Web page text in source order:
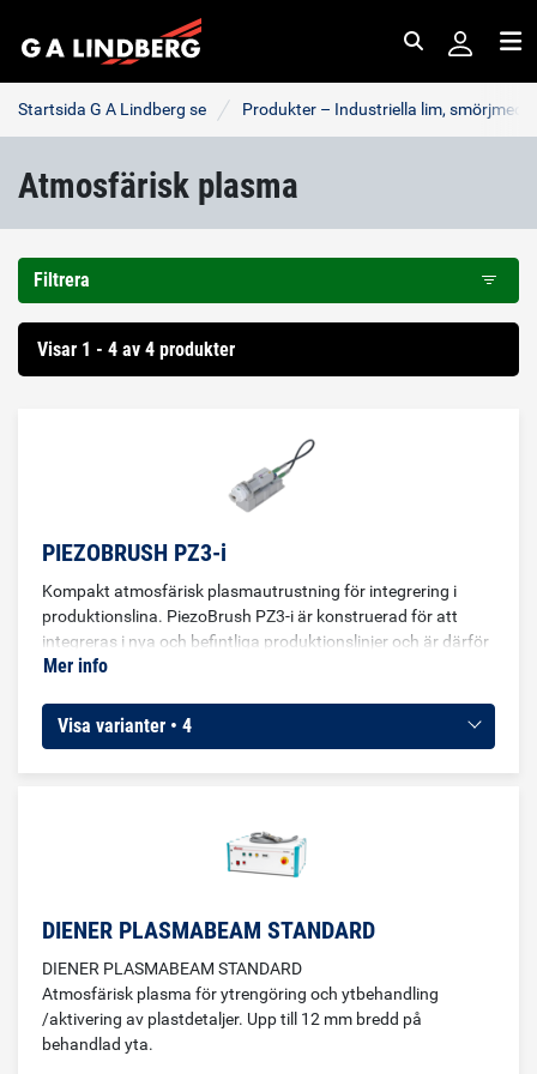
Startsida G A Lindberg se Produkter – Industriella lim,
Atmosfärisk plasma
Filtrera
Visar 1 - 4 av 4 produkter
PIEZOBRUSH PZ3-i
Kompakt atmosfärisk plasmautrustning för integrering i
produktionslina. PiezoBrush PZ3-i är konstruerad för att
integreras i nya och befintliga produktionslinjer och är därför
kompakt, säker och effektiv. Den är särskilt väl lämpad för
laminering, vilket säkerställer process- och produktkvalitet i
lika hög grad. Tack vare sin unikt kompakta och robusta
produktionsprocesser, vilket säkerställer spårbarhet. Enheten
är också intuitiv att använda och kan underhållas utan
Mer info
Visa varianter • 4
DIENER PLASMABEAM STANDARD
DIENER PLASMABEAM STANDARD
Atmosfärisk plasma för ytrengöring och ytbehandling
/aktivering av plastdetaljer. Upp till 12 mm bredd på
behandlad yta.